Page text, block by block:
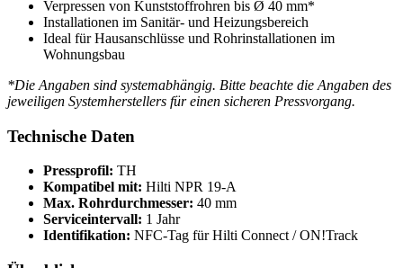
Verpressen von Kunststoffrohren bis Ø 40 mm*
Installationen im Sanitär- und Heizungsbereich
Ideal für Hausanschlüsse und Rohrinstallationen im
Wohnungsbau
*Die Angaben sind systemabhängig. Bitte beachte die Angaben des
jeweiligen Systemherstellers für einen sicheren Pressvorgang.
Technische Daten
Pressprofil: TH
Kompatibel mit: Hilti NPR 19-A
Max. Rohrdurchmesser: 40 mm
Serviceintervall: 1 Jahr
Identifikation: NFC-Tag für Hilti Connect / ON!Track